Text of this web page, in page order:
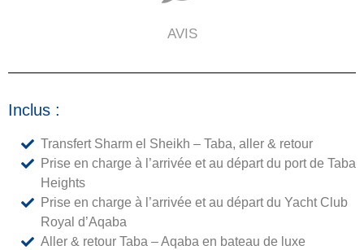
AVIS
Inclus :
Transfert Sharm el Sheikh – Taba, aller & retour
Prise en charge à l’arrivée et au départ du port de Taba
Heights
Prise en charge à l’arrivée et au départ du Yacht Club
Royal d’Aqaba
Aller & retour Taba – Aqaba en bateau de luxe